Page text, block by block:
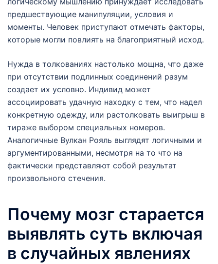
предшествующие манипуляции, условия и
моменты. Человек приступают отмечать факторы,
которые могли повлиять на благоприятный исход.
Нужда в толкованиях настолько мощна, что даже
при отсутствии подлинных соединений разум
создает их условно. Индивид может
ассоциировать удачную находку с тем, что надел
конкретную одежду, или растолковать выигрыш в
тираже выбором специальных номеров.
Аналогичные Вулкан Рояль выглядят логичными и
аргументированными, несмотря на то что на
фактически представляют собой результат
произвольного стечения.
Почему мозг старается
выявлять суть включая
в случайных явлениях